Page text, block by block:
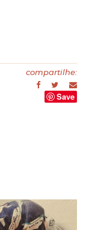
compartilhe:
Save